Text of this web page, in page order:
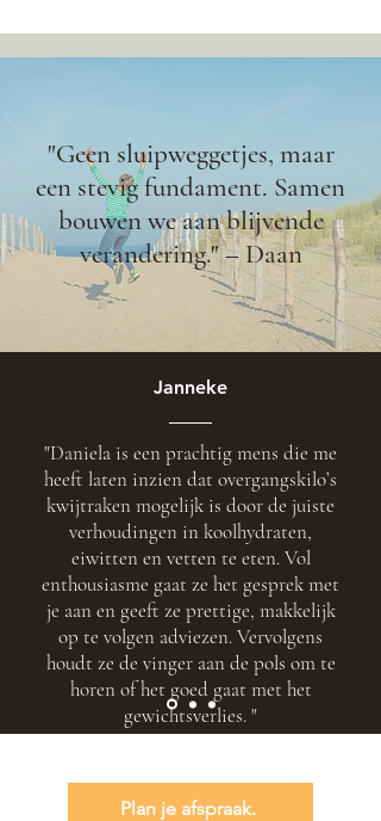
"Geen sluipweggetjes, maar
een stevig fundament. Samen
bouwen we aan blijvende
verandering." – Daan
Janneke
"Daniela is een prachtig mens die me
heeft laten inzien dat overgangskilo’s
kwijtraken mogelijk is door de juiste
verhoudingen in koolhydraten,
eiwitten en vetten te eten. Vol
enthousiasme gaat ze het gesprek met
je aan en geeft ze prettige, makkelijk
op te volgen adviezen. Vervolgens
houdt ze de vinger aan de pols om te
horen of het goed gaat met het
gewichtsverlies. "
Plan je afspraak.